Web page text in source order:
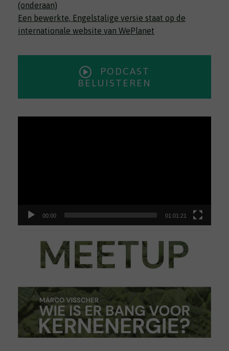
(onderaan)
Een bewerkte, Engelstalige versie staat op de
internationale website van WePlanet
PODCAST
BELUISTEREN
00:00 01:01:21